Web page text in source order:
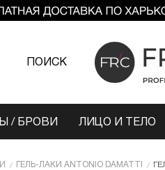
ПОИСК
/ БРОВИ ЛИЦО И ТЕЛО
ГЕЛЬ-ЛАКИ ANTONIO DAMATTI